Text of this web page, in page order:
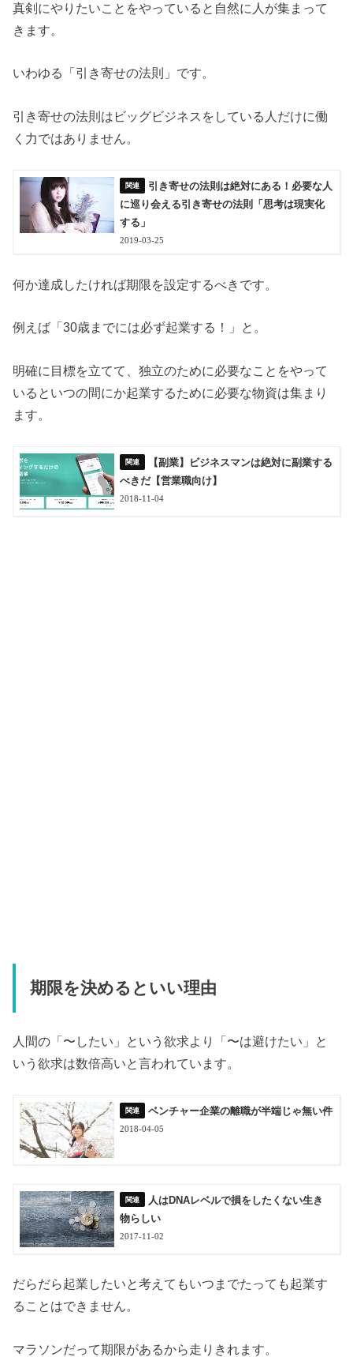
真剣にやりたいことをやっていると自然に人が集まって
きます。
いわゆる「引き寄せの法則」です。
引き寄せの法則はビッグビジネスをしている人だけに働
く力ではありません。
引き寄せの法則は絶対にある！必要な人
に巡り会える引き寄せの法則「思考は現実化
する」
2019-03-25
何か達成したければ期限を設定するべきです。
例えば「30歳までには必ず起業する！」と。
明確に目標を立てて、独立のために必要なことをやって
いるといつの間にか起業するために必要な物資は集まり
ます。
【副業】ビジネスマンは絶対に副業する
べきだ【営業職向け】
2018-11-04
期限を決めるといい理由
人間の「〜したい」という欲求より「〜は避けたい」と
いう欲求は数倍高いと言われています。
ベンチャー企業の離職が半端じゃ無い件
2018-04-05
人はDNAレベルで損をしたくない生き
物らしい
2017-11-02
だらだら起業したいと考えてもいつまでたっても起業す
ることはできません。
マラソンだって期限があるから走りきれます。